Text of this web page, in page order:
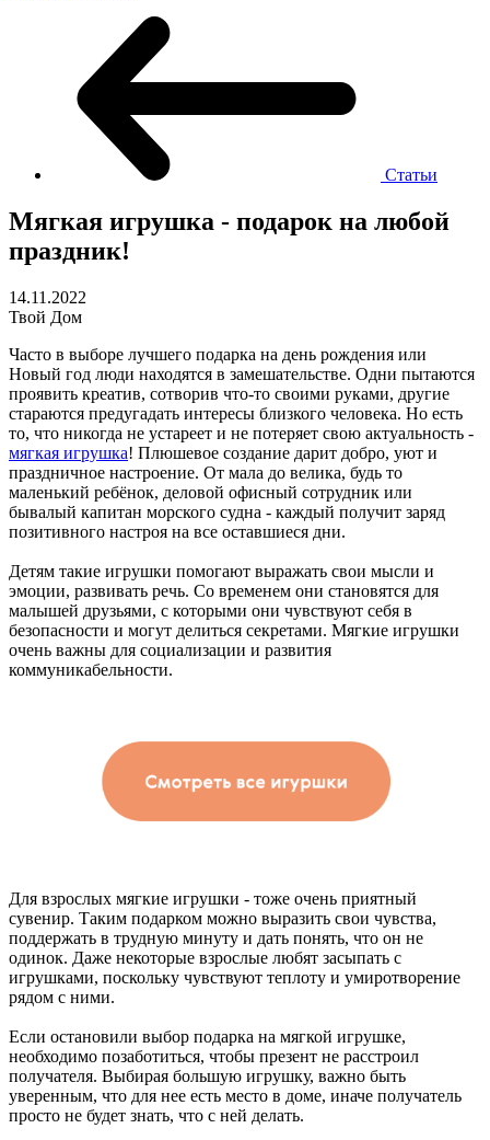
Статьи
Мягкая игрушка - подарок на любой
праздник!
14.11.2022
Твой Дом
Часто в выборе лучшего подарка на день рождения или
Новый год люди находятся в замешательстве. Одни пытаются
проявить креатив, сотворив что-то своими руками, другие
стараются предугадать интересы близкого человека. Но есть
то, что никогда не устареет и не потеряет свою актуальность -
мягкая игрушка! Плюшевое создание дарит добро, уют и
праздничное настроение. От мала до велика, будь то
маленький ребёнок, деловой офисный сотрудник или
бывалый капитан морского судна - каждый получит заряд
позитивного настроя на все оставшиеся дни.
Детям такие игрушки помогают выражать свои мысли и
эмоции, развивать речь. Со временем они становятся для
малышей друзьями, с которыми они чувствуют себя в
безопасности и могут делиться секретами. Мягкие игрушки
очень важны для социализации и развития
коммуникабельности.
Для взрослых мягкие игрушки - тоже очень приятный
сувенир. Таким подарком можно выразить свои чувства,
поддержать в трудную минуту и дать понять, что он не
одинок. Даже некоторые взрослые любят засыпать с
игрушками, поскольку чувствуют теплоту и умиротворение
рядом с ними.
Если остановили выбор подарка на мягкой игрушке,
необходимо позаботиться, чтобы презент не расстроил
получателя. Выбирая большую игрушку, важно быть
уверенным, что для нее есть место в доме, иначе получатель
просто не будет знать, что с ней делать.